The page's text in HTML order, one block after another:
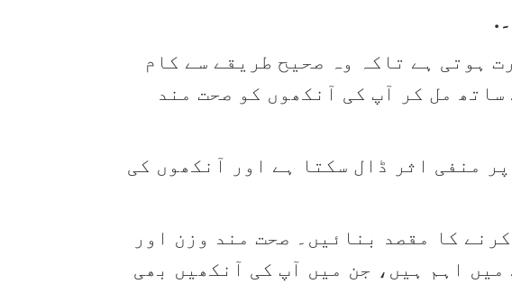
ہوتی ہے تاکہ وہ صحیح طریقے سے کام
مل کر آپ کی آنکھوں کو صحت مند
منفی اثر ڈال سکتا ہے اور آنکھوں کی
منٹ کی ورزش کو شامل کرنے کا مقصد بنائیں۔ صحت مند وزن اور
اہم ہیں، جن میں آپ کی آنکھیں بھی